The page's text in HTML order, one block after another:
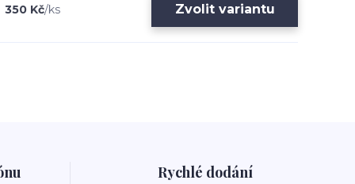
350 Kč/ks Zvolit variantu
Rychlé dodání